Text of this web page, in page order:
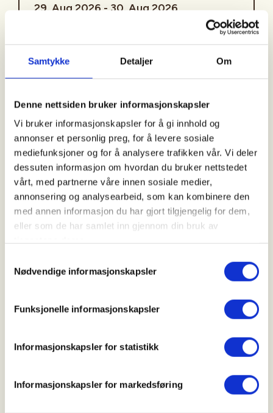
Samtykke Detaljer Om
Denne nettsiden bruker informasjonskapsler
Vi bruker informasjonskapsler for å gi innhold og
annonser et personlig preg, for å levere sosiale
mediefunksjoner og for å analysere trafikken vår. Vi deler
dessuten informasjon om hvordan du bruker nettstedet
vårt, med partnerne våre innen sosiale medier,
annonsering og analysearbeid, som kan kombinere den
med annen informasjon du har gjort tilgjengelig for dem,
eller som de har samlet inn gjennom din bruk av
Nødvendige informasjonskapsler
Funksjonelle informasjonskapsler
Informasjonskapsler for statistikk
Informasjonskapsler for markedsføring
29. Aug 2026 - 30. Aug 2026
Kontaktperson
https://41551263
tore.gullik.dokken@gmail.com
Vil du være med på duejakt i områdene rundt
Tønsberg? Vi har instruktører som tar med en liten
gruppe på jakt etter duer i skogs- og
landbruksområdene som finnes rundt byen. Både av
hensyn til sikkerheten og at du har grunnleggende
noen av skytekveldene våre i løpet av sommeren.
Du må ha godkjent jegerprøve og være minst 16 år.
medlem koster en runde på lerduebanen med 25